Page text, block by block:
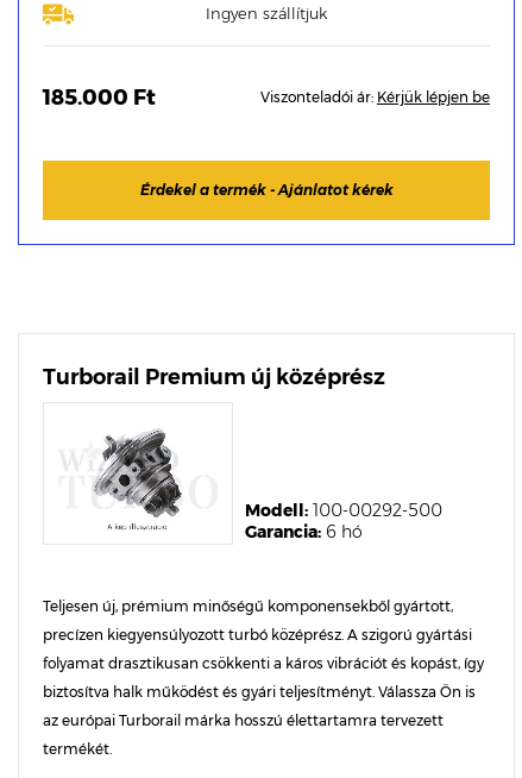
Ingyen szállítjuk
185.000 Ft Viszonteladói ár: Kérjük lépjen be
Érdekel a termék - Ajánlatot kérek
Turborail Premium új középrész
Garancia: 6 hó
Modell: 100-00292-500
Teljesen új, prémium minőségű komponensekből gyártott,
precízen kiegyensúlyozott turbó középrész. A szigorú gyártási
folyamat drasztikusan csökkenti a káros vibrációt és kopást, így
biztosítva halk működést és gyári teljesítményt. Válassza Ön is
az európai Turborail márka hosszú élettartamra tervezett
termékét.